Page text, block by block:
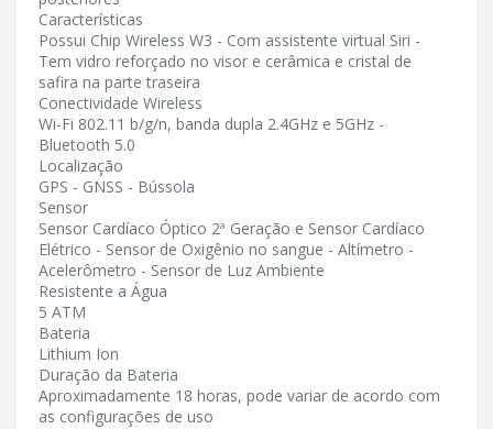
Características
Possui Chip Wireless W3 - Com assistente virtual Siri -
Tem vidro reforçado no visor e cerâmica e cristal de
safira na parte traseira
Conectividade Wireless
Wi-Fi 802.11 b/g/n, banda dupla 2.4GHz e 5GHz -
Bluetooth 5.0
Localização
GPS - GNSS - Bússola
Sensor
Sensor Cardíaco Óptico 2ª Geração e Sensor Cardíaco
Elétrico - Sensor de Oxigênio no sangue - Altímetro -
Acelerômetro - Sensor de Luz Ambiente
Resistente a Água
5 ATM
Bateria
Lithium Ion
Duração da Bateria
Aproximadamente 18 horas, pode variar de acordo com
as configurações de uso